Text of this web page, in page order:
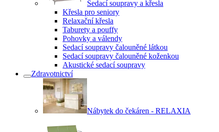
Sedací soupravy a křesla
Křesla pro seniory
Relaxační křesla
Taburety a pouffy
Pohovky a válendy
Sedací soupravy čalouněné látkou
Sedací soupravy čalouněné koženkou
Akustické sedací soupravy
Zdravotnictví
Nábytek do čekáren - RELAXIA